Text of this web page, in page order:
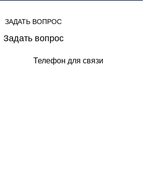
ЗАДАТЬ ВОПРОС
Задать вопрос
Телефон для связи